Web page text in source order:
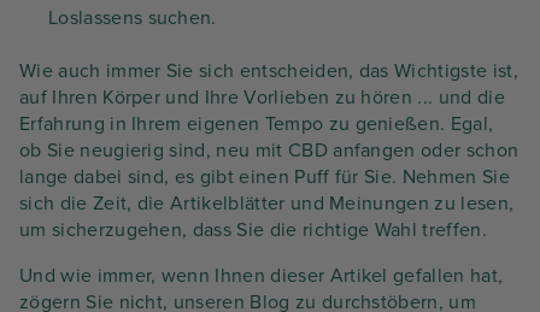
Loslassens suchen.
Wie auch immer Sie sich entscheiden, das Wichtigste ist,
auf Ihren Körper und Ihre Vorlieben zu hören ... und die
Erfahrung in Ihrem eigenen Tempo zu genießen. Egal,
ob Sie neugierig sind, neu mit CBD anfangen oder schon
lange dabei sind, es gibt einen Puff für Sie. Nehmen Sie
sich die Zeit, die Artikelblätter und Meinungen zu lesen,
um sicherzugehen, dass Sie die richtige Wahl treffen.
Und wie immer, wenn Ihnen dieser Artikel gefallen hat,
zögern Sie nicht, unseren Blog zu durchstöbern, um